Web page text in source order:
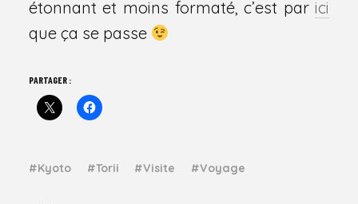
étonnant et moins formaté, c’est parici
que ça se passe
PARTAGER :
Kyoto Torii Visite Voyage